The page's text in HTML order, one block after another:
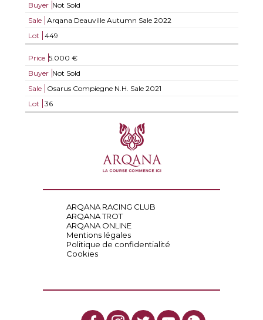
Buyer Not Sold
Sale
Arqana Deauville Autumn Sale 2022
Lot
449
Price 5.000 €
Buyer Not Sold
Sale
Osarus Compiegne N.H. Sale 2021
Lot
36
ARQANA RACING CLUB
ARQANA TROT
ARQANA ONLINE
Mentions légales
Politique de confidentialité
Cookies